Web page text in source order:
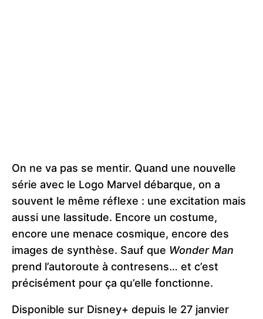
On ne va pas se mentir. Quand une nouvelle
série avec le Logo Marvel débarque, on a
souvent le même réflexe : une excitation mais
aussi une lassitude. Encore un costume,
encore une menace cosmique, encore des
images de synthèse. Sauf que Wonder Man
prend l’autoroute à contresens… et c’est
précisément pour ça qu’elle fonctionne.
Disponible sur Disney+ depuis le 27 janvier